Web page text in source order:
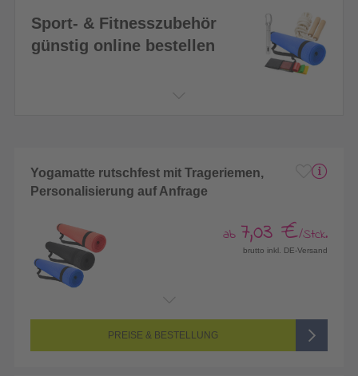
Sport- & Fitnesszubehör
günstig online bestellen
Yogamatte rutschfest mit Trageriemen,
Personalisierung auf Anfrage
ab 7,03 €/Stck.
brutto inkl. DE-Versand
PREISE & BESTELLUNG